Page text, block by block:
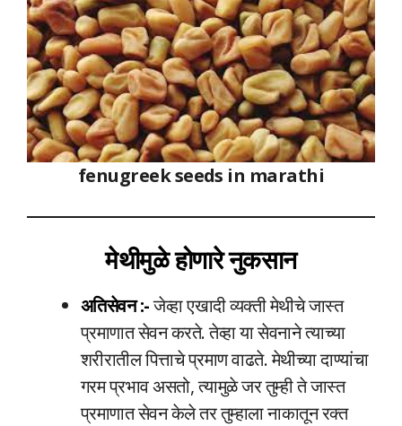
fenugreek seeds in marathi
मेथीमुळे होणारे नुकसान
अतिसेवन :-जेव्हा एखादी व्यक्ती मेथीचे जास्त
प्रमाणात सेवन करते. तेव्हा या सेवनाने त्याच्या
शरीरातील पित्ताचे प्रमाण वाढते. मेथीच्या दाण्यांचा
गरम प्रभाव असतो, त्यामुळे जर तुम्ही ते जास्त
प्रमाणात सेवन केले तर तुम्हाला नाकातून रक्त